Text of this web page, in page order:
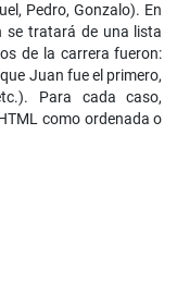
Pedro, Gonzalo). En
se tratará de una lista
de la carrera fueron:
Juan fue el primero,
Para cada caso,
como ordenada o